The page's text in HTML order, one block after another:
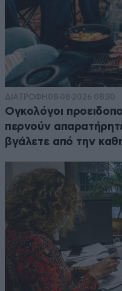
ΔΙΑΤΡΟΦΗ 08·08·2026 08:30
Ογκολόγοι
περνούν
βγάλετε από την